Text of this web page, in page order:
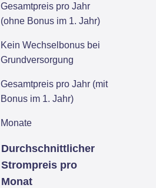
Gesamtpreis pro Jahr
(ohne Bonus im 1. Jahr)
Kein Wechselbonus bei
Grundversorgung
Gesamtpreis pro Jahr (mit
Bonus im 1. Jahr)
Monate
Durchschnittlicher
Strompreis pro
Monat